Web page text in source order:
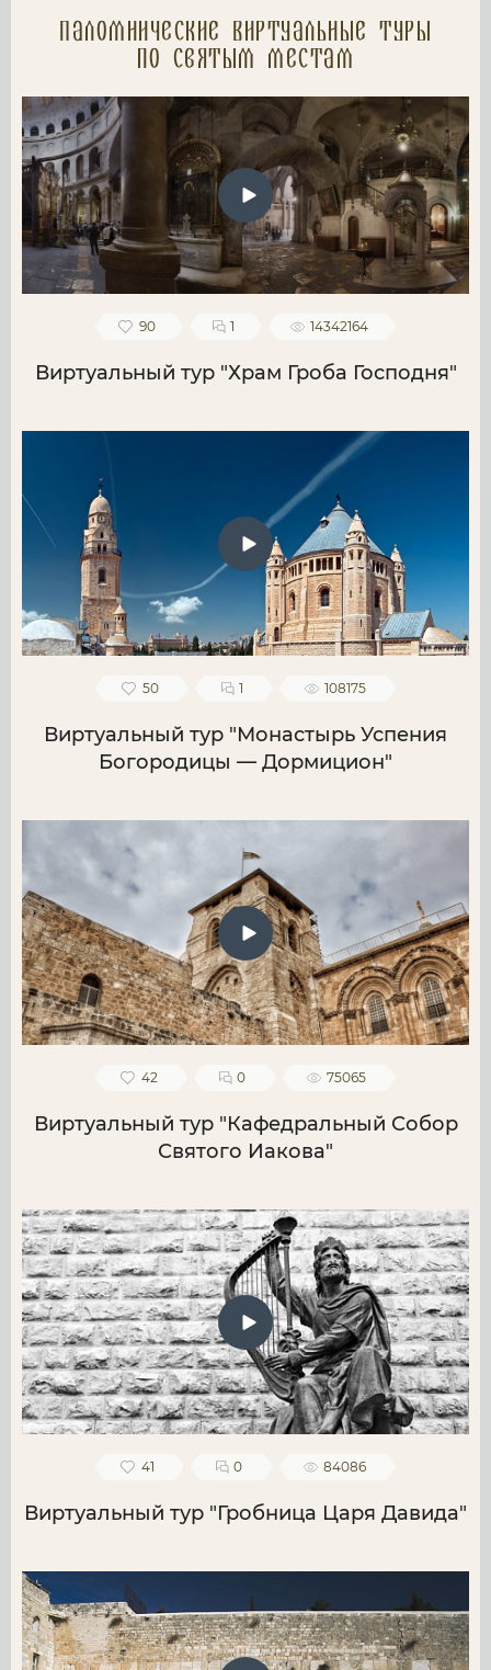
Паломнические Виртуальные туры
по святым местам
90 1 14342164
Виртуальный тур "Храм Гроба Господня"
50 1 108175
Виртуальный тур "Монастырь Успения
Богородицы — Дормицион"
42 0 75065
Виртуальный тур "Кафедральный Собор
Святого Иакова"
41 0 84086
Виртуальный тур "Гробница Царя Давида"